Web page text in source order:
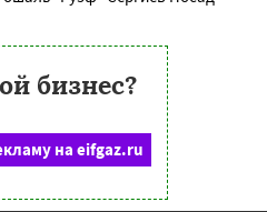
бизнес?
на eifgaz.ru